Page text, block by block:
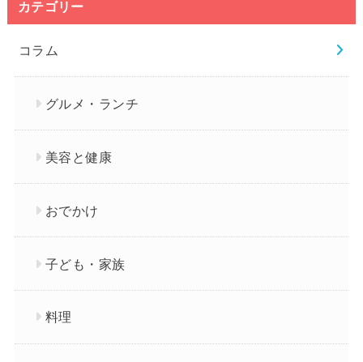
カテゴリー
コラム
グルメ・ランチ
美容と健康
おでかけ
子ども・家族
料理